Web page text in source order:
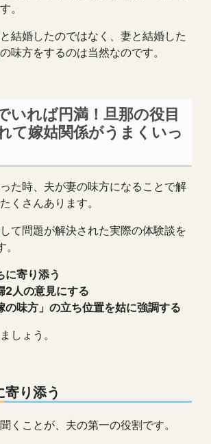
。
結婚したのではなく、妻と結婚した
味方をするのは当然なのです。
いれば円満！旦那の役目
て嫁姑関係がうまくいっ
た時、夫が妻の味方になることで解
くさんあります。
て問題が解決された実際の体験談を
に寄り添う
2人の意見にする
の味方」の立ち位置を姑に強調する
しょう。
り添う
くことが、夫の第一の役割です。